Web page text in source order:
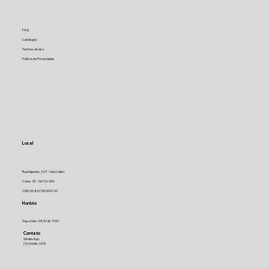
FAQ
Catálogos
Termos de Uso
Política de Privacidade
Local
Rua Nápoles, 327 - Vila Colibri
Cotia - SP - 06712-380
CNPJ 06.861.118/0001-90
Horário
Seg. a Sex.: 08:00 às 17:00
Contato
WhatsApp:
(11) 91445-7375